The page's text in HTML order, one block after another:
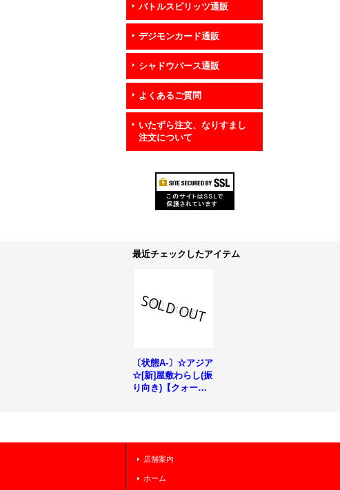
バトルスピリッツ通販
デジモンカード通販
シャドウバース通販
よくあるご質問
いたずら注文、なりすまし
注文について
最近チェックしたアイテム
〔状態A-〕☆アジア
☆[新]屋敷わらし(振
り向き)【クォータ
店舗案内
ホーム